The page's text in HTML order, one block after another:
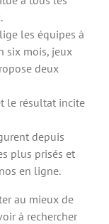
les équipes à
six mois, jeux
deux
le résultat incite
depuis
plus prisés et
en ligne.
au mieux de
à rechercher